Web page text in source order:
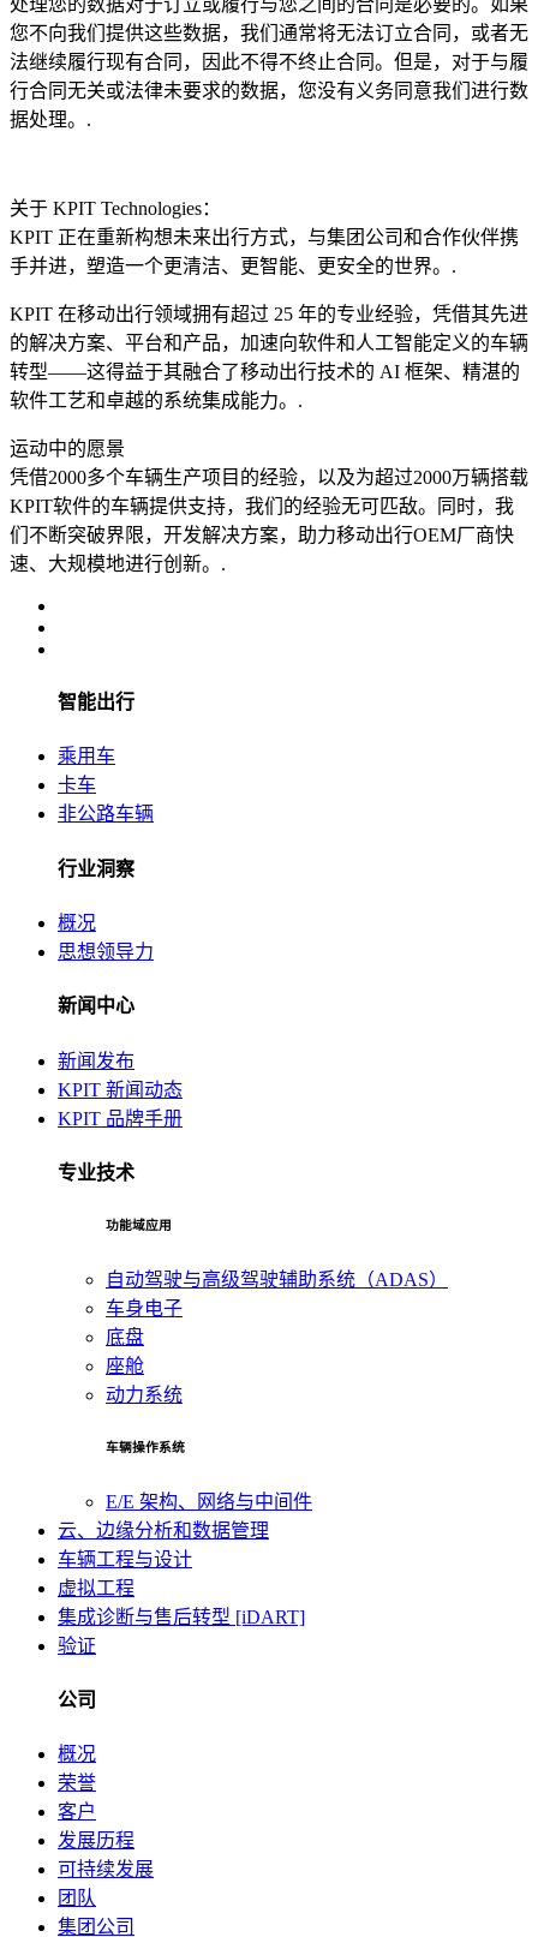
处理您的数据对于订立或履行与您之间的合同是必要的。如果
您不向我们提供这些数据，我们通常将无法订立合同，或者无
法继续履行现有合同，因此不得不终止合同。但是，对于与履
行合同无关或法律未要求的数据，您没有义务同意我们进行数
据处理。.
关于 KPIT Technologies：
KPIT 正在重新构想未来出行方式，与集团公司和合作伙伴携
手并进，塑造一个更清洁、更智能、更安全的世界。.
KPIT 在移动出行领域拥有超过 25 年的专业经验，凭借其先进
的解决方案、平台和产品，加速向软件和人工智能定义的车辆
转型——这得益于其融合了移动出行技术的 AI 框架、精湛的
软件工艺和卓越的系统集成能力。.
运动中的愿景
凭借2000多个车辆生产项目的经验，以及为超过2000万辆搭载
KPIT软件的车辆提供支持，我们的经验无可匹敌。同时，我
们不断突破界限，开发解决方案，助力移动出行OEM厂商快
速、大规模地进行创新。.
智能出行
乘用车
卡车
非公路车辆
行业洞察
概况
思想领导力
新闻中心
新闻发布
KPIT 新闻动态
KPIT 品牌手册
专业技术
功能域应用
自动驾驶与高级驾驶辅助系统（ADAS）
车身电子
底盘
座舱
动力系统
车辆操作系统
E/E 架构、网络与中间件
云、边缘分析和数据管理
车辆工程与设计
虚拟工程
集成诊断与售后转型 [iDART]
验证
公司
概况
荣誉
客户
发展历程
可持续发展
团队
集团公司